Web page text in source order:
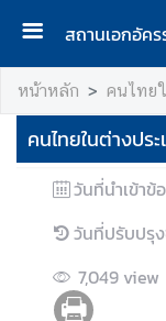
สถานเอกอัค
ห
น้
า
แ
ร
ก
า
ว
หน้าหลัก คนไทย
คนไทยในต่างปร
วันที่นำเข้าข้
วันที่ปรับปรุ
7,049 view